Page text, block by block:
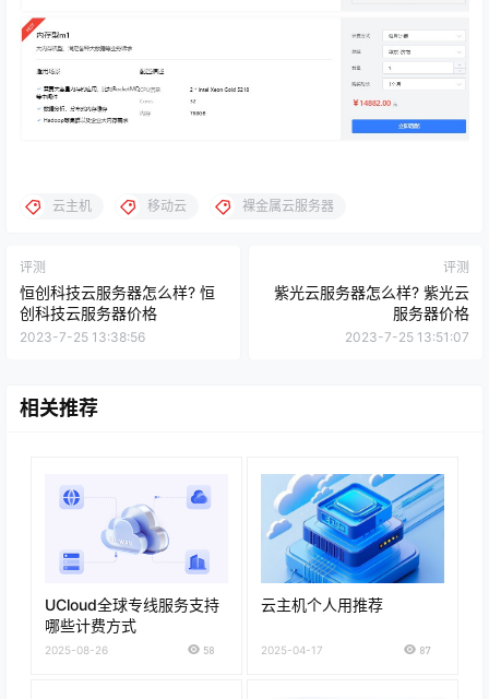
云主机 移动云 裸金属云服务器
评测
恒创科技云服务器怎么样? 恒
创科技云服务器价格
2023-7-25 13:38:56
评测
紫光云服务器怎么样? 紫光云
服务器价格
2023-7-25 13:51:07
相关推荐
UCloud全球专线服务支持
哪些计费方式
2025-08-26 58
云主机个人用推荐
2025-04-17 87